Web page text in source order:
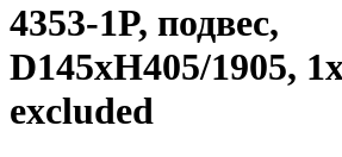
4353-1P, подвес,
D145xH405/1905,
excluded